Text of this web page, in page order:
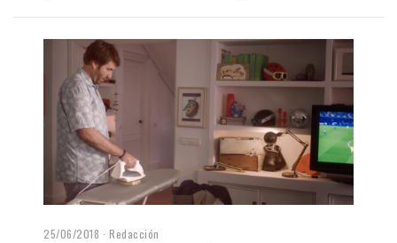
25/06/2018 Redacción